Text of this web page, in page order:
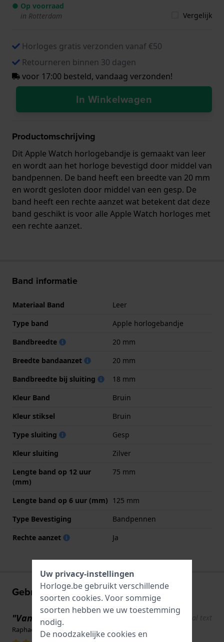
● Op voorraad
in Rotterdam
Vergelijk
Horloges gratis verzonden vanaf €50
Retourneren binnen 30 dagen
voor 17:00 besteld, vandaag verzonden!
In Winkelwagen
Productomschrijving
Dit Apple Watch horlogebandje is gemaakt van leer
en wordt aan het horloge bevestigd door middel van
bandpennen. De band heeft een breedte van 20 mm
en wordt gesloten door middel van een gesp. De
band heeft een rechte aanzet wat betekent dat deze
band geschikt is voor alle Apple Watch horloges met
een rechte aanzet.
Band informatie
Materiaal Band
Leer
Type band
Apple horlogebandje
Bandbreedte
20 mm
Breedte bandaanzet
20 mm
Bandbreedte bij sluiting
18 mm
Kleur Band
Bruin
Kleur stiksel
Bruin
Type sluiting
Gesp
Kleur sluiting
Zilver
Lengte band op 12 uur
(mm)
75 mm
Lengte band op 6 uur (mm) 125 mm
Type Bevestiging
Bandpennen
Rechte aanzet
Ja
Gebruikerservaringen
"Van mijn favoriete merk" Show original text
Raphael · 3 dagen geleden
Uw privacy-instellingen
Horloge.be gebruikt verschillende
soorten cookies. Voor sommige
soorten hebben we uw toestemming
nodig.
De noodzakelijke cookies en